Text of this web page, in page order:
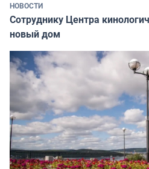
НОВОСТИ
Сотруднику Центра
новый дом